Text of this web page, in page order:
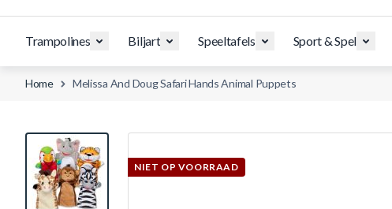
Trampolines Biljart Speeltafels Sport & Spel
Home Melissa And Doug Safari Hands Animal Puppets
NIET OP VOORRAAD
View larger image